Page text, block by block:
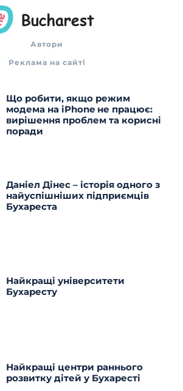
Автори
Реклама на сайті
Що робити, якщо режим
модема на iPhone не працює:
вирішення проблем та корисні
поради
Даніел Дінес – історія одного з
найуспішніших підприємців
Бухареста
Найкращі університети
Бухаресту
Найкращі центри раннього
розвитку дітей у Бухаресті